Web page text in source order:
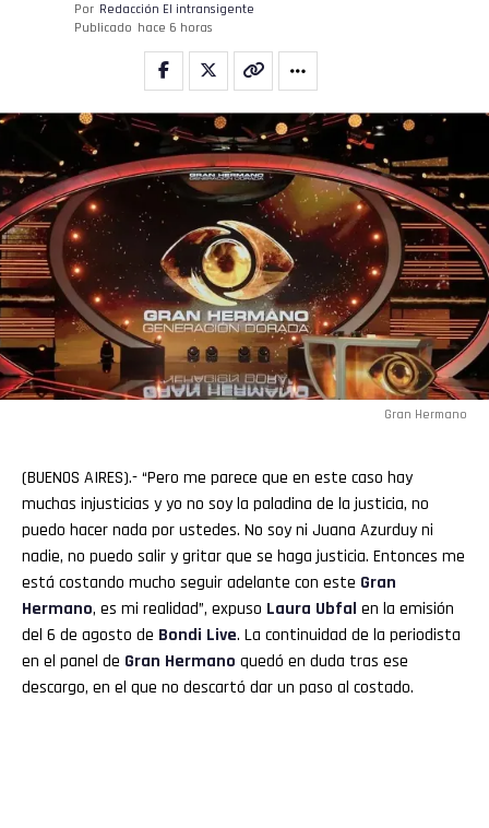
Por Redacción El intransigente
Publicado hace 6 horas
Gran Hermano
(BUENOS AIRES).- “Pero me parece que en este caso hay
muchas injusticias y yo no soy la paladina de la justicia, no
puedo hacer nada por ustedes. No soy ni Juana Azurduy ni
nadie, no puedo salir y gritar que se haga justicia. Entonces me
está costando mucho seguir adelante con este Gran
Hermano, es mi realidad”, expuso Laura Ubfal en la emisión
del 6 de agosto de Bondi Live. La continuidad de la periodista
en el panel de Gran Hermano quedó en duda tras ese
descargo, en el que no descartó dar un paso al costado.